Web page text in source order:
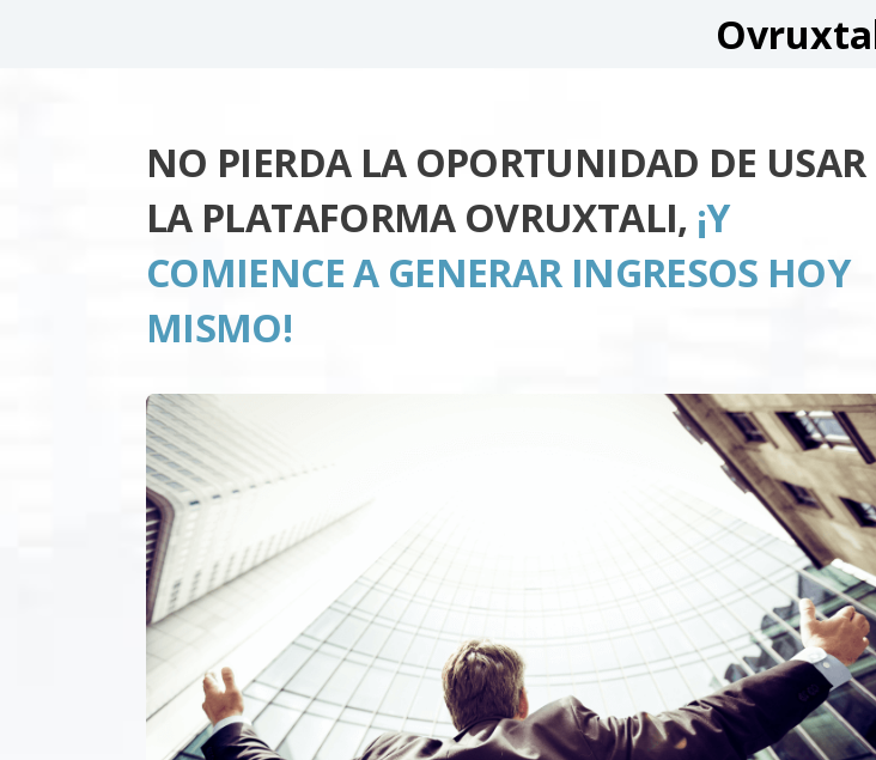
NO PIERDA LA OPORTUNIDAD DE USAR
LA PLATAFORMA OVRUXTALI, ¡Y
COMIENCE A GENERAR INGRESOS HOY
MISMO!